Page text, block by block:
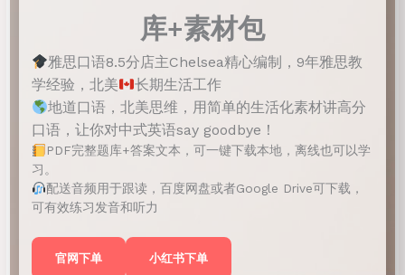
库+素材包
雅思口语8.5分店主Chelsea精心编制，9年雅思教
学经验，北美
长期生活工作
地道口语，北美思维，用简单的生活化素材讲高分
口语，让你对中式英语say goodbye！
PDF完整题库+答案文本，可一键下载本地，离线也可以学
习。
配送音频用于跟读，百度网盘或者Google Drive可下载，
可有效练习发音和听力
官网下单 小红书下单